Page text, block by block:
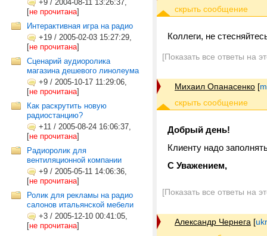
+9 / 2004-08-11 13:26:37,
[не прочитана]
Интерактивная игра на радио
+19 / 2005-02-03 15:27:29,
[не прочитана]
Сценарий аудиоролика
магазина дешевого линолеума
+9 / 2005-10-17 11:29:06,
[не прочитана]
Как раскрутить новую
радиостанцию?
+11 / 2005-08-24 16:06:37,
[не прочитана]
Радиоролик для
вентиляционной компании
+9 / 2005-05-11 14:06:36,
[не прочитана]
Ролик для рекламы на радио
салонов итальянской мебели
+3 / 2005-12-10 00:41:05,
[не прочитана]
Коллеги, не
[Показать все ответы на
Михаил Опанасенко [
Добрый день!
Клиенту надо
С Уважением,
[Показать все ответы на
Александр Чернега [